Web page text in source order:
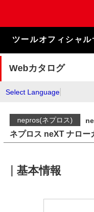
ま
キ
ツールオフィシャル
Webカタログ
Select Language
nepros(ネプロス)
ネプロス neXT ナロー
基本情報